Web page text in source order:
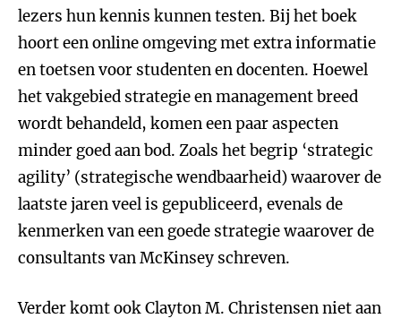
lezers hun kennis kunnen testen. Bij het boek
hoort een online omgeving met extra informatie
en toetsen voor studenten en docenten. Hoewel
het vakgebied strategie en management breed
wordt behandeld, komen een paar aspecten
minder goed aan bod. Zoals het begrip ‘strategic
agility’ (strategische wendbaarheid) waarover de
laatste jaren veel is gepubliceerd, evenals de
kenmerken van een goede strategie waarover de
consultants van McKinsey schreven.
Verder komt ook Clayton M. Christensen niet aan